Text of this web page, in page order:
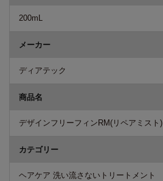
200mL
メーカー
ディアテック
商品名
デザインフリーフィンRM(リペアミスト)
カテゴリー
ヘアケア 洗い流さないトリートメント